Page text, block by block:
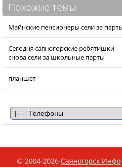
Похожие темы
Майнские пенсионеры сели за
Сегодня саяногорские ребятишки
снова сели за школьные парты
планшет
© 2004-2026 Саяногорск Инфо